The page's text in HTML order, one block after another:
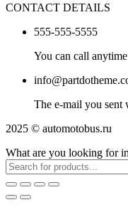
CONTACT DETAILS
555-555-5555
You can call
The e-mail you sent
2025 © automotobus.ru
What are you looking for